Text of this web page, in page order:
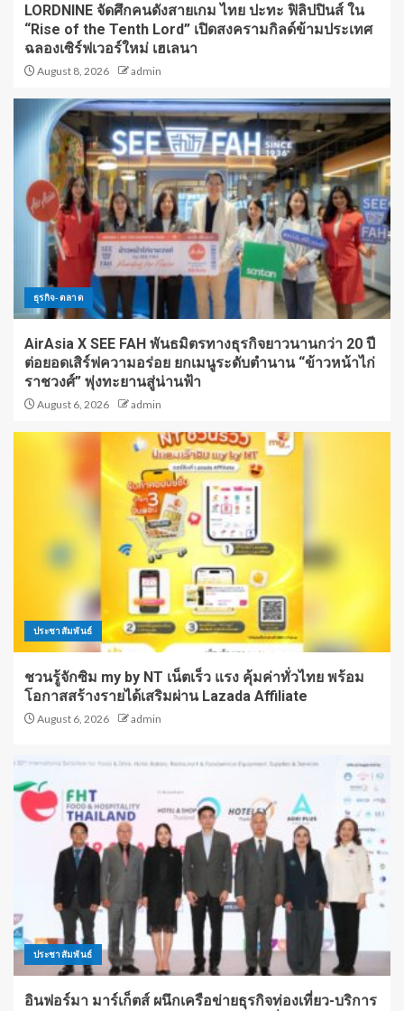
LORDNINE จัดศึกคนดังสายเกม ไทย ปะทะ ฟิลิปปินส์ ใน
“Rise of the Tenth Lord” เปิดสงครามกิลด์ข้ามประเทศ
ฉลองเซิร์ฟเวอร์ใหม่ เฮเลนา
August 8, 2026 admin
ธุรกิจ-ตลาด
AirAsia X SEE FAH พันธมิตรทางธุรกิจยาวนานกว่า 20 ปี
ต่อยอดเสิร์ฟความอร่อย ยกเมนูระดับตำนาน “ข้าวหน้าไก่
ราชวงศ์” พุ่งทะยานสู่น่านฟ้า
August 6, 2026 admin
ประชาสัมพันธ์
ชวนรู้จักซิม my by NT เน็ตเร็ว แรง คุ้มค่าทั่วไทย พร้อม
โอกาสสร้างรายได้เสริมผ่าน Lazada Affiliate
August 6, 2026 admin
ประชาสัมพันธ์
อินฟอร์มา มาร์เก็ตส์ ผนึกเครือข่ายธุรกิจท่องเที่ยว-บริการ